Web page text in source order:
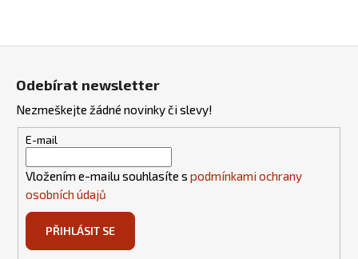
Odebírat newsletter
Nezmeškejte žádné novinky či slevy!
E-mail
Vložením e-mailu souhlasíte s podmínkami ochrany
osobních údajů
PŘIHLÁSIT SE